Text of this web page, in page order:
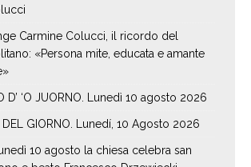
Carmine Colucci, il ricordo del
«Persona mite, educata e amante
D’ ‘O JUORNO. Lunedì 10 agosto 2026
GIORNO. Lunedí, 10 Agosto 2026
10 agosto la chiesa celebra san